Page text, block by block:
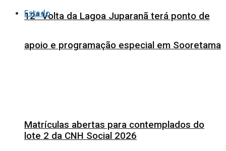
12ª Volta da Lagoa Juparanã terá ponto de
apoio e programação especial em Sooretama
Estado
Matrículas abertas para contemplados do
lote 2 da CNH Social 2026